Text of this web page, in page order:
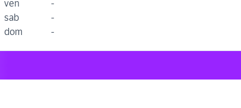
ven
-
sab
-
dom
-